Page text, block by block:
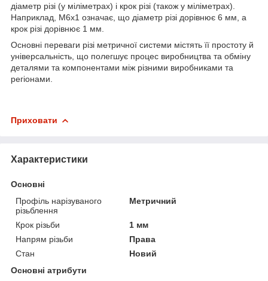
діаметр різі (у міліметрах) і крок різі (також у міліметрах).
Наприклад, M6x1 означає, що діаметр різі дорівнює 6 мм, а
крок різі дорівнює 1 мм.
Основні переваги різі метричної системи містять її простоту й
універсальність, що полегшує процес виробництва та обміну
деталями та компонентами між різними виробниками та
регіонами.
Приховати
Характеристики
Основні
Профіль нарізуваного
різьблення
Метричний
Крок різьби
1 мм
Напрям різьби
Права
Стан
Новий
Основні атрибути